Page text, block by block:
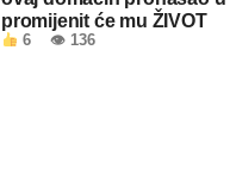
promijenit će mu ŽIVOT
6 👁 136